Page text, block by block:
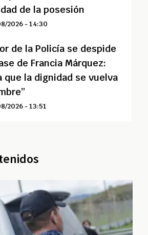
de la posesión
2026 - 14:30
de la Policía se despide
de Francia Márquez:
que la dignidad se vuelva
2026 - 13:51